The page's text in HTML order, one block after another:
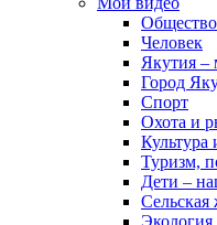
Общество
Человек
Якутия –
Город
Спорт
Охота и
Культура
Туризм,
Дети –
Сельская